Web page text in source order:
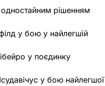
рішенням
у бою у найлегшій
у поєдинку
у бою найлегшої